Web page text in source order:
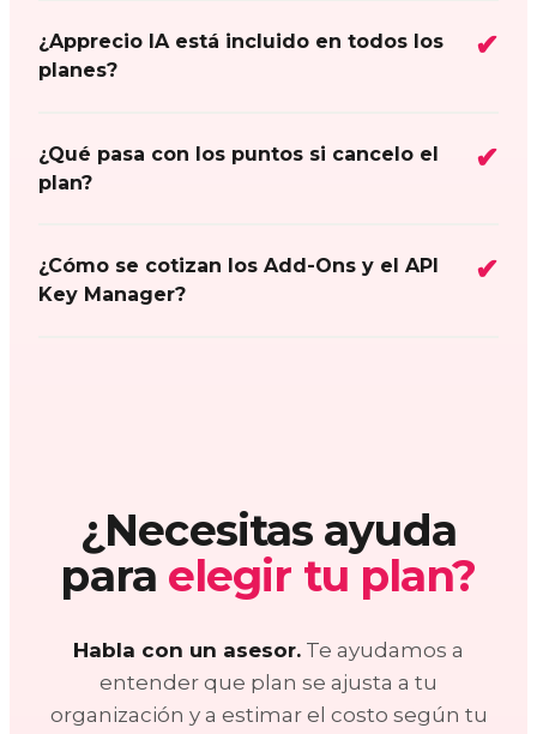
¿Apprecio IA está incluido en todos los
planes?
¿Qué pasa con los puntos si cancelo el
plan?
¿Cómo se cotizan los Add-Ons y el API
Key Manager?
¿Necesitas ayuda
para elegir tu plan?
Habla con un asesor. Te ayudamos a
entender que plan se ajusta a tu
organización y a estimar el costo según tu